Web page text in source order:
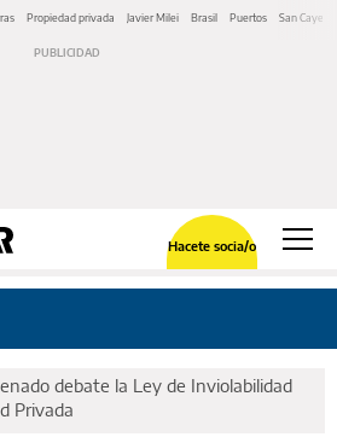
Propiedad privada Javier Milei Brasil Puertos San
Hacete socia/o
debate la Ley de Inviolabilidad
Privada